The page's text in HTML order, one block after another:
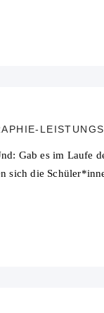
Gab es im Laufe
sich die